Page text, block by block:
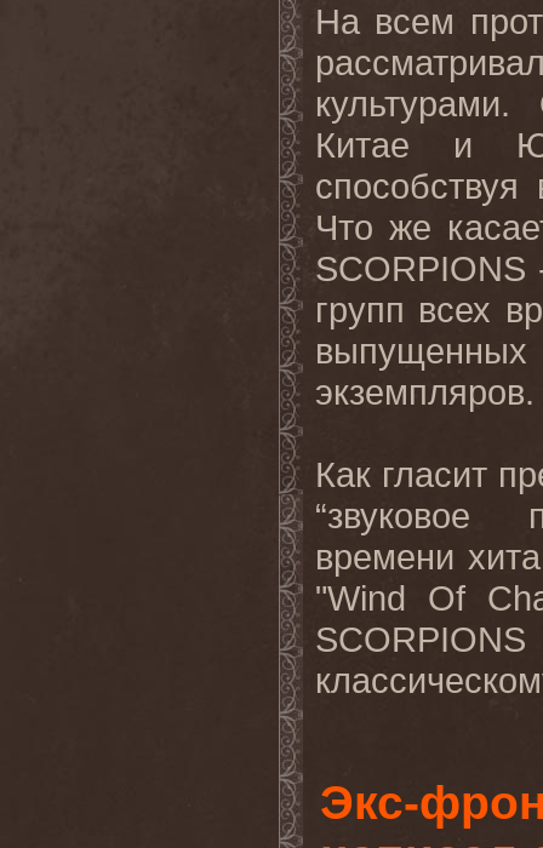
На всем
Китае и
Что же
групп всех
выпущенных
экземпляров.
Как гласит
“звуковое
времени
"Wind Of
Экс-